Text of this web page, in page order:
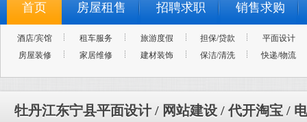
首页 房屋租售 招聘求职 销售求购
酒店/宾馆 租车服务 旅游度假 担保/贷款
平面设计
房屋装修
家居维修 建材装饰 保洁/清洗 快递/物流
牡丹江东宁县平面设计 / 网站建设 / 代开淘宝 /